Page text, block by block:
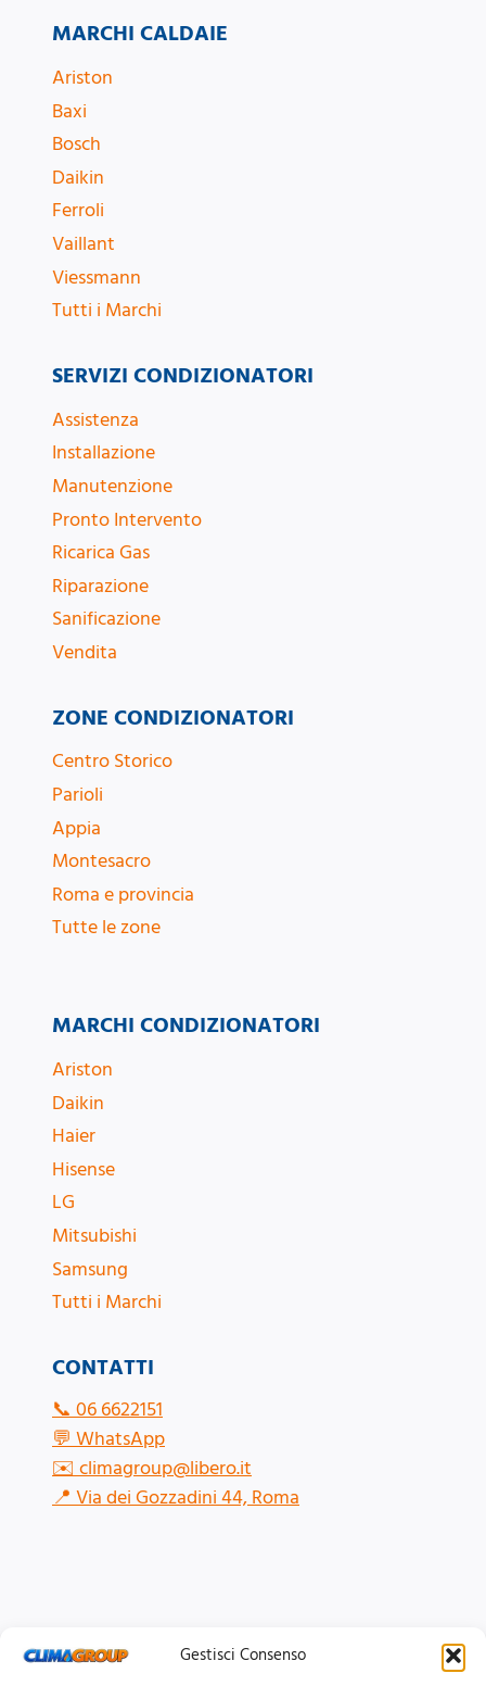
Gestisci Consenso
MARCHI CALDAIE
Ariston
Baxi
Bosch
Daikin
Ferroli
Vaillant
Viessmann
Tutti i Marchi
ZONE CONDIZIONATORI
Centro Storico
Parioli
Appia
Montesacro
Roma e provincia
Tutte le zone
SERVIZI CONDIZIONATORI
Assistenza
Installazione
Manutenzione
Pronto Intervento
Ricarica Gas
Riparazione
Sanificazione
Vendita
CONTATTI
📞06 6622151
💬WhatsApp
✉️climagroup@libero.it
📍Via dei Gozzadini 44, Roma
MARCHI CONDIZIONATORI
Ariston
Daikin
Haier
Hisense
LG
Mitsubishi
Samsung
Tutti i Marchi